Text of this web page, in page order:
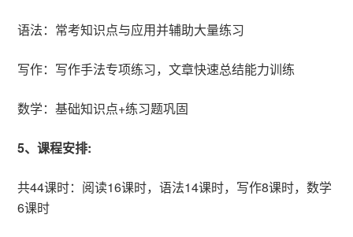
语法：常考知识点与应用并辅助大量练习
写作：写作手法专项练习，文章快速总结能力训练
数学：基础知识点+练习题巩固
5、课程安排:
共44课时：阅读16课时，语法14课时，写作8课时，数学
6课时